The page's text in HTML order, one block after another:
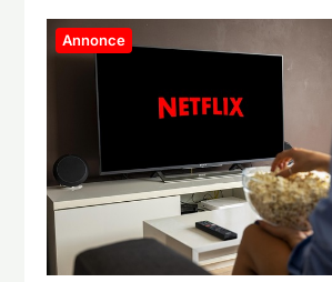
Annonce